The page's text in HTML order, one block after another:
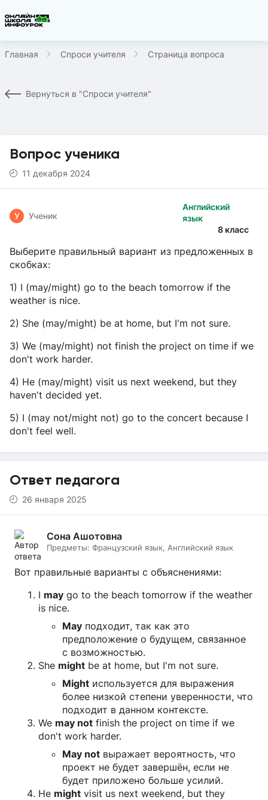
Главная Спроси учителя Страница вопроса
Вернуться в "Спроси учителя"
Вопрос ученика
11 декабря 2024
Английский
язык
8 класс
У Ученик
Выберите правильный вариант из предложенных в
скобках:
1) I (may/might) go to the beach tomorrow if the
weather is nice.
2) She (may/might) be at home, but I'm not sure.
3) We (may/might) not finish the project on time if we
don't work harder.
4) He (may/might) visit us next weekend, but they
haven't decided yet.
5) I (may not/might not) go to the concert because I
don't feel well.
Ответ педагога
26 января 2025
Сона Ашотовна
Предметы: Французский язык, Английский язык
Вот правильные варианты с объяснениями:
I may go to the beach tomorrow if the weather
is nice.
May подходит, так как это
предположение о будущем, связанное
с возможностью.
She might be at home, but I'm not sure.
Might используется для выражения
более низкой степени уверенности, что
подходит в данном контексте.
We may not finish the project on time if we
don't work harder.
May not выражает вероятность, что
проект не будет завершён, если не
будет приложено больше усилий.
He might visit us next weekend, but they